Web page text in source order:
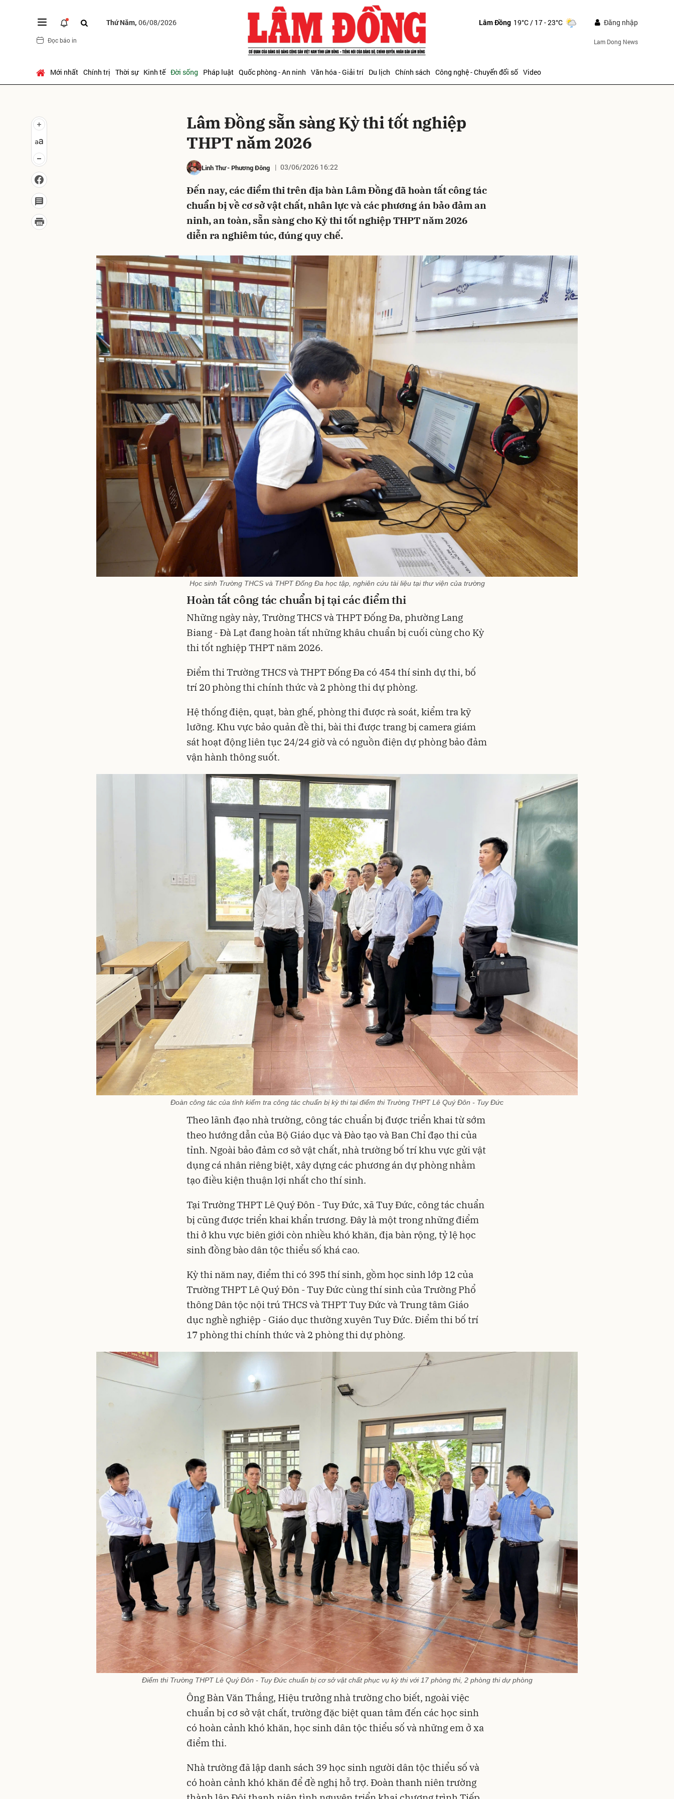
Thứ Năm, 06/08/2026
Đọc báo in
Lâm Đồng 19°C/ 17 - 23°C Đăng nhập
Lam Dong News
Mới nhất Chính trị Thời sự Kinh tế Đời sống Pháp luật Quốc phòng - An ninh Văn hóa - Giải trí Du lịch Chính sách Công nghệ - Chuyển đổi số Video
Lâm Đồng sẵn sàng Kỳ thi tốt nghiệp
THPT năm 2026
Linh Thư-Phương Đông 03/06/2026 16:22
Đến nay, các điểm thi trên địa bàn Lâm Đồng đã hoàn tất công tác
chuẩn bị về cơ sở vật chất, nhân lực và các phương án bảo đảm an
ninh, an toàn, sẵn sàng cho Kỳ thi tốt nghiệp THPT năm 2026
diễn ra nghiêm túc, đúng quy chế.
Học sinh Trường THCS và THPT Đống Đa học tập, nghiên cứu tài liệu tại thư viện của trường
Hoàn tất công tác chuẩn bị tại các điểm thi
Những ngày này, Trường THCS và THPT Đống Đa, phường Lang
Biang - Đà Lạt đang hoàn tất những khâu chuẩn bị cuối cùng cho Kỳ
thi tốt nghiệp THPT năm 2026.
Điểm thi Trường THCS và THPT Đống Đa có 454 thí sinh dự thi, bố
trí 20 phòng thi chính thức và 2 phòng thi dự phòng.
Hệ thống điện, quạt, bàn ghế, phòng thi được rà soát, kiểm tra kỹ
lưỡng. Khu vực bảo quản đề thi, bài thi được trang bị camera giám
sát hoạt động liên tục 24/24 giờ và có nguồn điện dự phòng bảo đảm
vận hành thông suốt.
Đoàn công tác của tỉnh kiểm tra công tác chuẩn bị kỳ thi tại điểm thi Trường THPT Lê Quý Đôn - Tuy Đức
Theo lãnh đạo nhà trường, công tác chuẩn bị được triển khai từ sớm
theo hướng dẫn của Bộ Giáo dục và Đào tạo và Ban Chỉ đạo thi của
tỉnh. Ngoài bảo đảm cơ sở vật chất, nhà trường bố trí khu vực gửi vật
dụng cá nhân riêng biệt, xây dựng các phương án dự phòng nhằm
tạo điều kiện thuận lợi nhất cho thí sinh.
Tại Trường THPT Lê Quý Đôn - Tuy Đức, xã Tuy Đức, công tác chuẩn
bị cũng được triển khai khẩn trương. Đây là một trong những điểm
thi ở khu vực biên giới còn nhiều khó khăn, địa bàn rộng, tỷ lệ học
sinh đồng bào dân tộc thiểu số khá cao.
Kỳ thi năm nay, điểm thi có 395 thí sinh, gồm học sinh lớp 12 của
Trường THPT Lê Quý Đôn - Tuy Đức cùng thí sinh của Trường Phổ
thông Dân tộc nội trú THCS và THPT Tuy Đức và Trung tâm Giáo
dục nghề nghiệp - Giáo dục thường xuyên Tuy Đức. Điểm thi bố trí
17 phòng thi chính thức và 2 phòng thi dự phòng.
Điểm thi Trường THPT Lê Quý Đôn - Tuy Đức chuẩn bị cơ sở vật chất phục vụ kỳ thi với 17 phòng thi, 2 phòng thi dự phòng
Ông Bàn Văn Thắng, Hiệu trưởng nhà trường cho biết, ngoài việc
chuẩn bị cơ sở vật chất, trường đặc biệt quan tâm đến các học sinh
có hoàn cảnh khó khăn, học sinh dân tộc thiểu số và những em ở xa
điểm thi.
Nhà trường đã lập danh sách 39 học sinh người dân tộc thiểu số và
có hoàn cảnh khó khăn để đề nghị hỗ trợ. Đoàn thanh niên trường
Gửi bình luận